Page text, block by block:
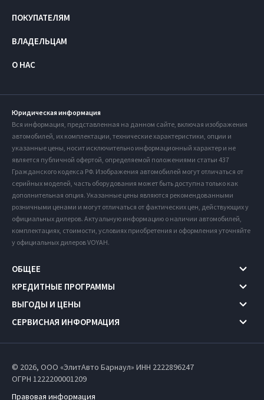
ПОКУПАТЕЛЯМ
ВЛАДЕЛЬЦАМ
О НАС
Юридическая информация
Вся информация, представленная на данном сайте, включая изображения
автомобилей, их комплектации, технические характеристики, опции и
указанные цены, носит исключительно информационный характер и не
является публичной офертой, определяемой положениями статьи 437
Гражданского кодекса РФ. Изображения автомобилей могут отличаться от
серийных моделей, часть оборудования может быть доступна только как
дополнительная опция. Указанные цены являются рекомендованными
розничными ценами и могут отличаться от фактических цен, действующих у
официальных дилеров. Актуальную информацию о наличии автомобилей,
комплектациях, стоимости, условиях приобретения и оформления уточняйте
у официальных дилеров VOYAH.
ОБЩЕЕ
КРЕДИТНЫЕ ПРОГРАММЫ
ВЫГОДЫ И ЦЕНЫ
СЕРВИСНАЯ ИНФОРМАЦИЯ
© 2026, ООО «ЭлитАвто Барнаул» ИНН 2222896247
ОГРН 1222200001209
Правовая информация